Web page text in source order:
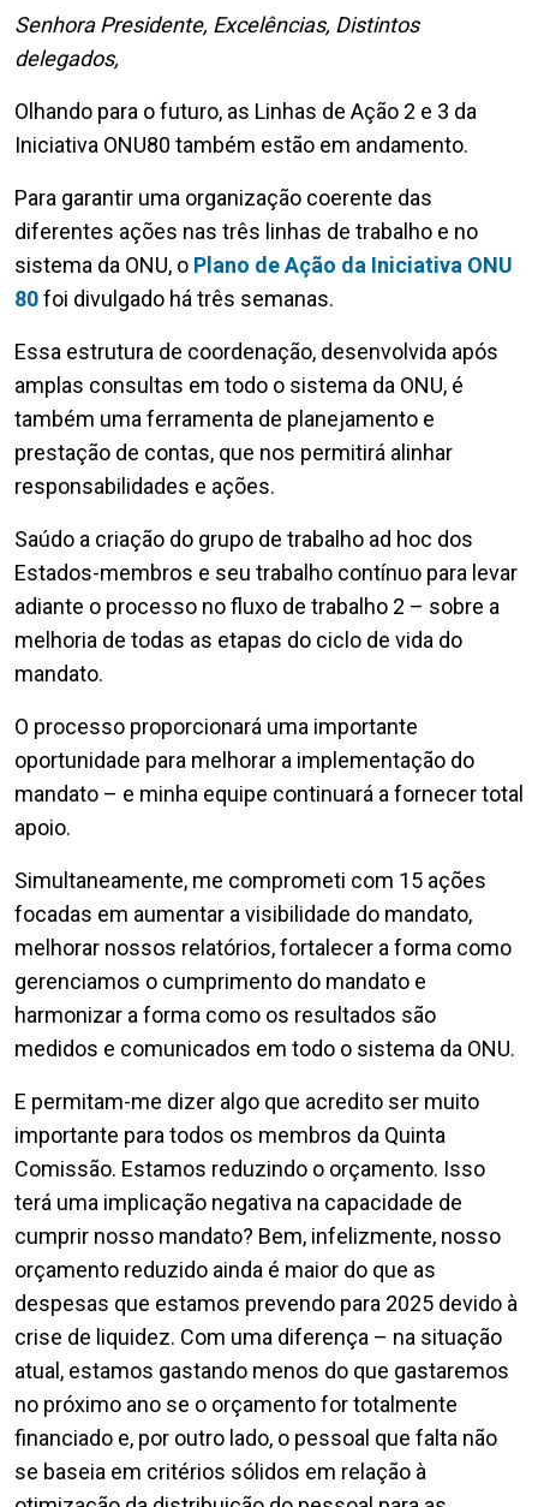
Senhora Presidente, Excelências, Distintos
delegados,
Olhando para o futuro, as Linhas de Ação 2 e 3 da
Iniciativa ONU80 também estão em andamento.
Para garantir uma organização coerente das
diferentes ações nas três linhas de trabalho e no
sistema da ONU, o Plano de Ação da Iniciativa ONU
80foi divulgado há três semanas.
Essa estrutura de coordenação, desenvolvida após
amplas consultas em todo o sistema da ONU, é
também uma ferramenta de planejamento e
prestação de contas, que nos permitirá alinhar
responsabilidades e ações.
Saúdo a criação do grupo de trabalho ad hoc dos
Estados-membros e seu trabalho contínuo para levar
adiante o processo no fluxo de trabalho 2 – sobre a
melhoria de todas as etapas do ciclo de vida do
mandato.
O processo proporcionará uma importante
oportunidade para melhorar a implementação do
mandato – e minha equipe continuará a fornecer total
apoio.
Simultaneamente, me comprometi com 15 ações
focadas em aumentar a visibilidade do mandato,
melhorar nossos relatórios, fortalecer a forma como
gerenciamos o cumprimento do mandato e
harmonizar a forma como os resultados são
medidos e comunicados em todo o sistema da ONU.
E permitam-me dizer algo que acredito ser muito
importante para todos os membros da Quinta
Comissão. Estamos reduzindo o orçamento. Isso
terá uma implicação negativa na capacidade de
cumprir nosso mandato? Bem, infelizmente, nosso
orçamento reduzido ainda é maior do que as
despesas que estamos prevendo para 2025 devido à
crise de liquidez. Com uma diferença – na situação
atual, estamos gastando menos do que gastaremos
no próximo ano se o orçamento for totalmente
financiado e, por outro lado, o pessoal que falta não
se baseia em critérios sólidos em relação à